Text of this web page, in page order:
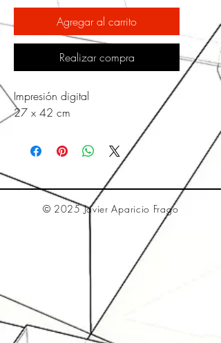
Agregar al carrito
Realizar compra
Impresión digital
27 x 42 cm
© 2025 Javier Aparicio Frago